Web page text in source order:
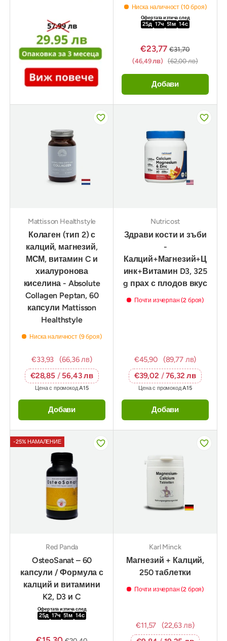
Ниска наличност (10 броя)
Офертата изтича след
25д 17ч 51м 12с
€23,77 €31,70
(46,49 лв) (62,00 лв)
Добави
Mattisson Healthstyle
Колаген (тип 2) с
калций, магнезий,
МСМ, витамин C и
хиалуронова
киселина - Absolute
Collagen Peptan, 60
капсули Mattisson
Healthstyle
Ниска наличност (9 броя)
€33,93
(66,36 лв)
€28,85 / 56,43 лв
Цена с промокодA15
Добави
Nutricost
Здрави кости и зъби
-
Калций+Магнезий+Ц
инк+Витамин D3, 325
g прах с плодов вкус
Почти изчерпан (2 броя)
€45,90
(89,77 лв)
€39,02 /76,32 лв
Цена с промокодA15
Добави
-25% НАМАЛЕНИЕ
Red Panda
OsteoSanat – 60
капсули / Формула с
калций и витамини
K2, D3 и C
Офертата изтича след
25д 17ч 51м 12с
Karl Minck
Магнезий + Калций,
250 таблетки
Почти изчерпан (2 броя)
€11,57
(22,63 лв)